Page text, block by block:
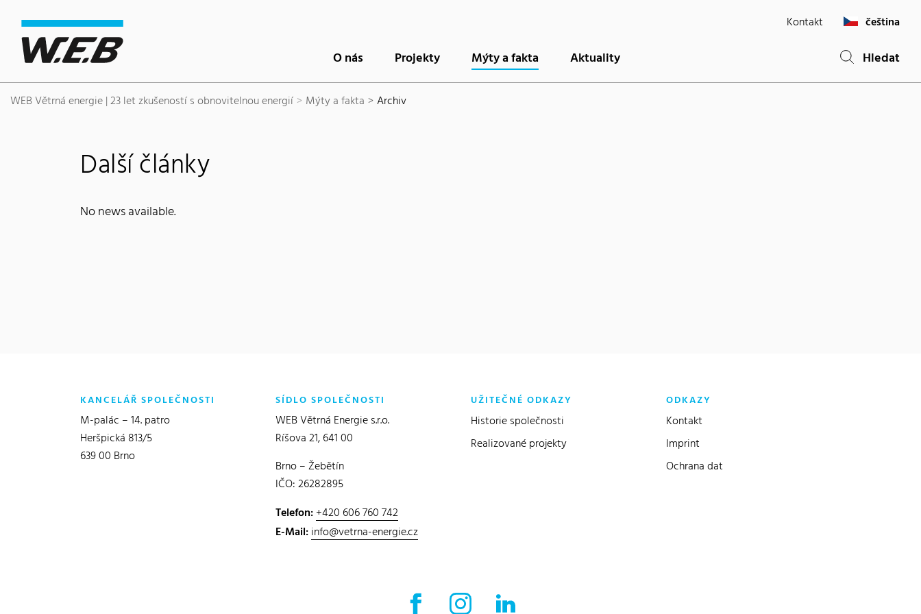
Kontakt čeština
O nás Projekty Mýty a fakta Aktuality Hledat
WEB Větrná energie | 23 let zkušeností s obnovitelnou energií Mýty a fakta Archiv
Další články
No news available.
KANCELÁŘ SPOLEČNOSTI
M-palác – 14. patro
Heršpická 813/5
639 00 Brno
SÍDLO SPOLEČNOSTI
WEB Větrná Energie s.r.o.
Ríšova 21, 641 00
Brno – Žebětín
IČO: 26282895
Telefon:+420 606 760 742
E-Mail:info@vetrna-energie.cz
UŽITEČNÉ ODKAZY
Historie společnosti
Realizované projekty
ODKAZY
Kontakt
Imprint
Ochrana dat
Facebook externí odkaz
Instagram externí odkaz